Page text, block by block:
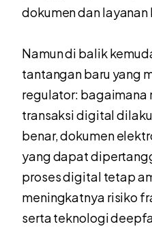
dokumen dan layanan
Namun di balik
tantangan baru yang
regulator: bagaimana
transaksi digital
benar, dokumen
yang dapat
proses digital tetap
meningkatnya risiko
serta teknologi